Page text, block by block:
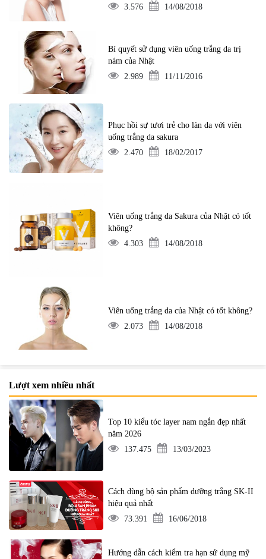
3.576
14/08/2018
Bí quyết sử dụng viên uống trắng da trị
nám của Nhật
2.989
11/11/2016
Phục hồi sự tươi trẻ cho làn da với viên
uống trắng da sakura
2.470
18/02/2017
Viên uống trắng da Sakura của Nhật có tốt
không?
4.303
14/08/2018
Viên uống trắng da của Nhật có tốt không?
2.073
14/08/2018
Lượt xem nhiều nhất
Top 10 kiểu tóc layer nam ngắn đẹp nhất
năm 2026
137.475
13/03/2023
Cách dùng bộ sản phẩm dưỡng trắng SK-II
hiệu quả nhất
73.391
16/06/2018
Hướng dẫn cách kiểm tra hạn sử dụng mỹ